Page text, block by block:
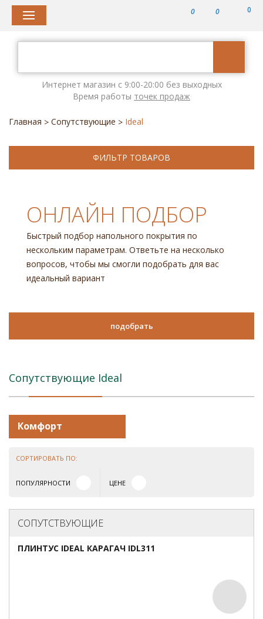
0 0 0
Интернет магазин с 9:00-20:00 без выходных
Время работы точек продаж
Главная > Сопутствующие > Ideal
ФИЛЬТР ТОВАРОВ
ОНЛАЙН ПОДБОР
Быстрый подбор напольного покрытия по
нескольким параметрам. Ответьте на несколько
вопросов, чтобы мы смогли подобрать для вас
идеальный вариант
подобрать
Сопутствующие Ideal
Комфорт
СОРТИРОВАТЬ ПО:
ПОПУЛЯРНОСТИ ЦЕНЕ
СОПУТСТВУЮЩИЕ
ПЛИНТУС IDEAL КАРАГАЧ IDL311